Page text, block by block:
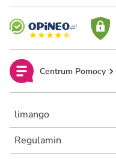
Centrum Pomocy
limango
Regulamin